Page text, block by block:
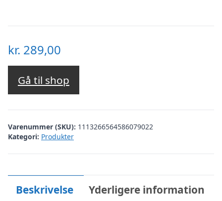
kr. 289,00
Gå til shop
Varenummer (SKU): 1113266564586079022
Kategori: Produkter
Beskrivelse Yderligere information